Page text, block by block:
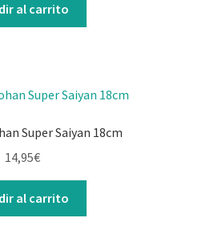
al carrito
Super Saiyan 18cm
14,95€
al carrito